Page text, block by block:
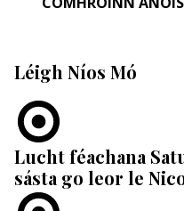
Léigh Níos Mó
Lucht féachana
sásta go leor le